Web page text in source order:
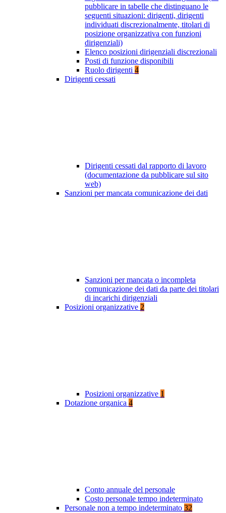
pubblicare in tabelle che distinguano le
seguenti situazioni: dirigenti, dirigenti
individuati discrezionalmente, titolari di
posizione organizzativa con funzioni
dirigenziali)
Elenco posizioni dirigenziali discrezionali
Posti di funzione disponibili
Ruolo dirigenti 4
Dirigenti cessati
Dirigenti cessati dal rapporto di lavoro
(documentazione da pubblicare sul sito
web)
Sanzioni per mancata comunicazione dei dati
Sanzioni per mancata o incompleta
comunicazione dei dati da parte dei titolari
di incarichi dirigenziali
Posizioni organizzative 2
Posizioni organizzative 1
Dotazione organica 4
Conto annuale del personale
Costo personale tempo indeterminato
Personale non a tempo indeterminato 32